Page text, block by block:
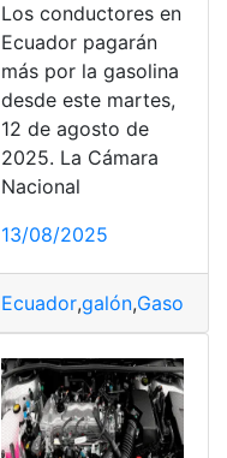
Los conductores en
Ecuador pagarán
más por la gasolina
desde este martes,
12 de agosto de
2025. La Cámara
Nacional
13/08/2025
Ecuador,galón,Gasolina